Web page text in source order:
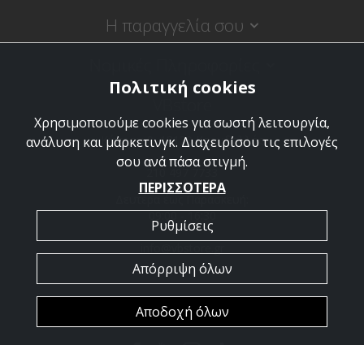
Η παραγγελία σου
VBstore
Κύπρου 9, 18120 Κορυδαλλός
Δευτέρα έως Παρασκευή:
09:00 - 16:30
Copyright © 2026 VBstore. Powered by
Πολιτική cookies
Χρησιμοποιούμε cookies για σωστή λειτουργία,
ανάλυση και μάρκετινγκ. Διαχειρίσου τις επιλογές
σου ανά πάσα στιγμή.
ΠΕΡΙΣΣΟΤΕΡΑ
Ρυθμίσεις
Απόρριψη όλων
Αποδοχή όλων